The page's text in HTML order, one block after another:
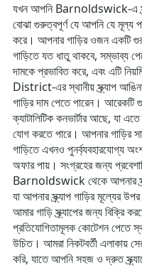
যখন আপনি Barnoldswick-এ
বোঝা গুরুত্বপূর্ণ যে আপনি যে মূল্য
করে। আপনার গাড়ির ওজন একটি
গাড়িতে যত ধাতু থাকবে, সম্ভাব্য
দামকে প্রভাবিত করে, এবং এটি
District-এর স্থানীয় স্ক্র্যাপ
গাড়ির দাম পেতে পারেন। আরেকটি
ক্যাটালিটিক কনভার্টার আছে, যা
যোগ করতে পারে। আপনার গাড়ির
গাড়িতে এখনও পুনর্ব্যবহারযোগ্য
অফার পায়। সংগ্রহের জন্য
Barnoldswick থেকে আপনার
যা আপনার স্ক্র্যাপ গাড়ির মূল্যের
আমার গাড়ি স্ক্র্যাপের জন্য বিক্রি
প্রতিযোগিতামূলক কোটেশন পেতে
উচিত। আমরা নিকটবর্তী এলাকায়
করি, যাতে আপনি সহজ ও দ্রুত